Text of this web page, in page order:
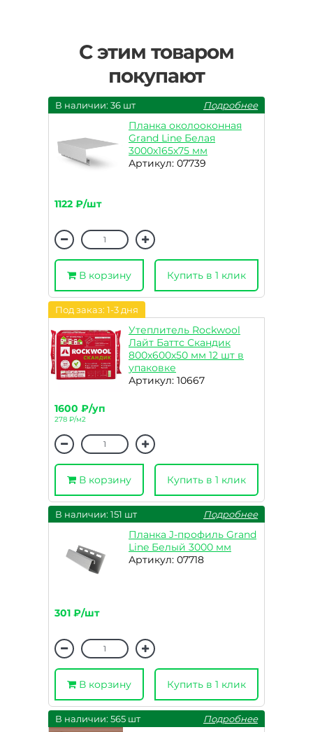
С этим товаром
покупают
В наличии: 36 шт Подробнее
Планка околооконная
Grand Line Белая
3000х165х75 мм
Артикул: 07739
1122 ₽/шт
В корзину Купить в 1 клик
Под заказ: 1-3 дня
Утеплитель Rockwool
Лайт Баттс Скандик
800х600х50 мм 12 шт в
упаковке
Артикул: 10667
1600 ₽/уп
278 ₽/м2
В корзину Купить в 1 клик
В наличии: 151 шт Подробнее
Планка J-профиль Grand
Line Белый 3000 мм
Артикул: 07718
301 ₽/шт
В корзину Купить в 1 клик
В наличии: 565 шт Подробнее